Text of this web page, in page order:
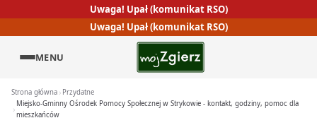
Uwaga! Upał (komunikat RSO)
Uwaga! Upał (komunikat RSO)
MENU
Strona główna
Przydatne
Miejsko-Gminny Ośrodek Pomocy Społecznej w Strykowie - kontakt, godziny, pomoc dla
mieszkańców